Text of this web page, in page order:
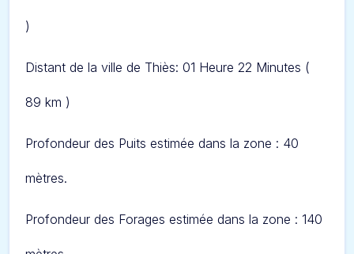
)
Distant de la ville de Thiès: 01 Heure 22 Minutes (
89 km )
Profondeur des Puits estimée dans la zone : 40
mètres.
Profondeur des Forages estimée dans la zone : 140